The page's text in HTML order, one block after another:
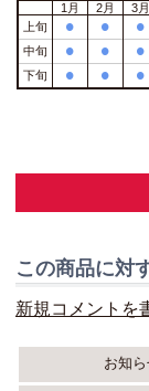
1月 2月 3月
上旬
• • •
中旬 • • •
下旬 • • •
この商品に対
新規コメントを
お知